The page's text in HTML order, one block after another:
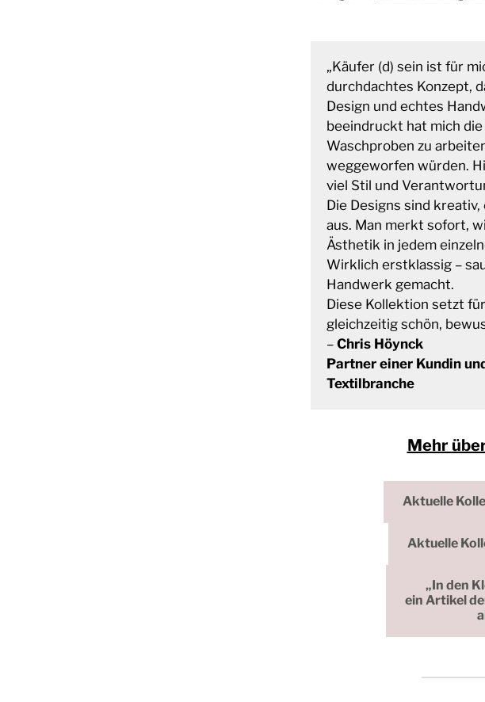
„Käufer (d) sein ist für
durchdachtes Konzept,
Design und echtes
beeindruckt hat mich
Waschproben zu
weggeworfen würden.
viel Stil und
Die Designs sind
aus. Man merkt sofort,
Ästhetik in jedem
Wirklich erstklassig –
Handwerk gemacht.
Diese Kollektion setzt
gleichzeitig schön,
– Chris Höynck
Partner einer Kundin
Textilbranche
Mehr
Aktuelle
Aktuelle
„In den
ein Artikel